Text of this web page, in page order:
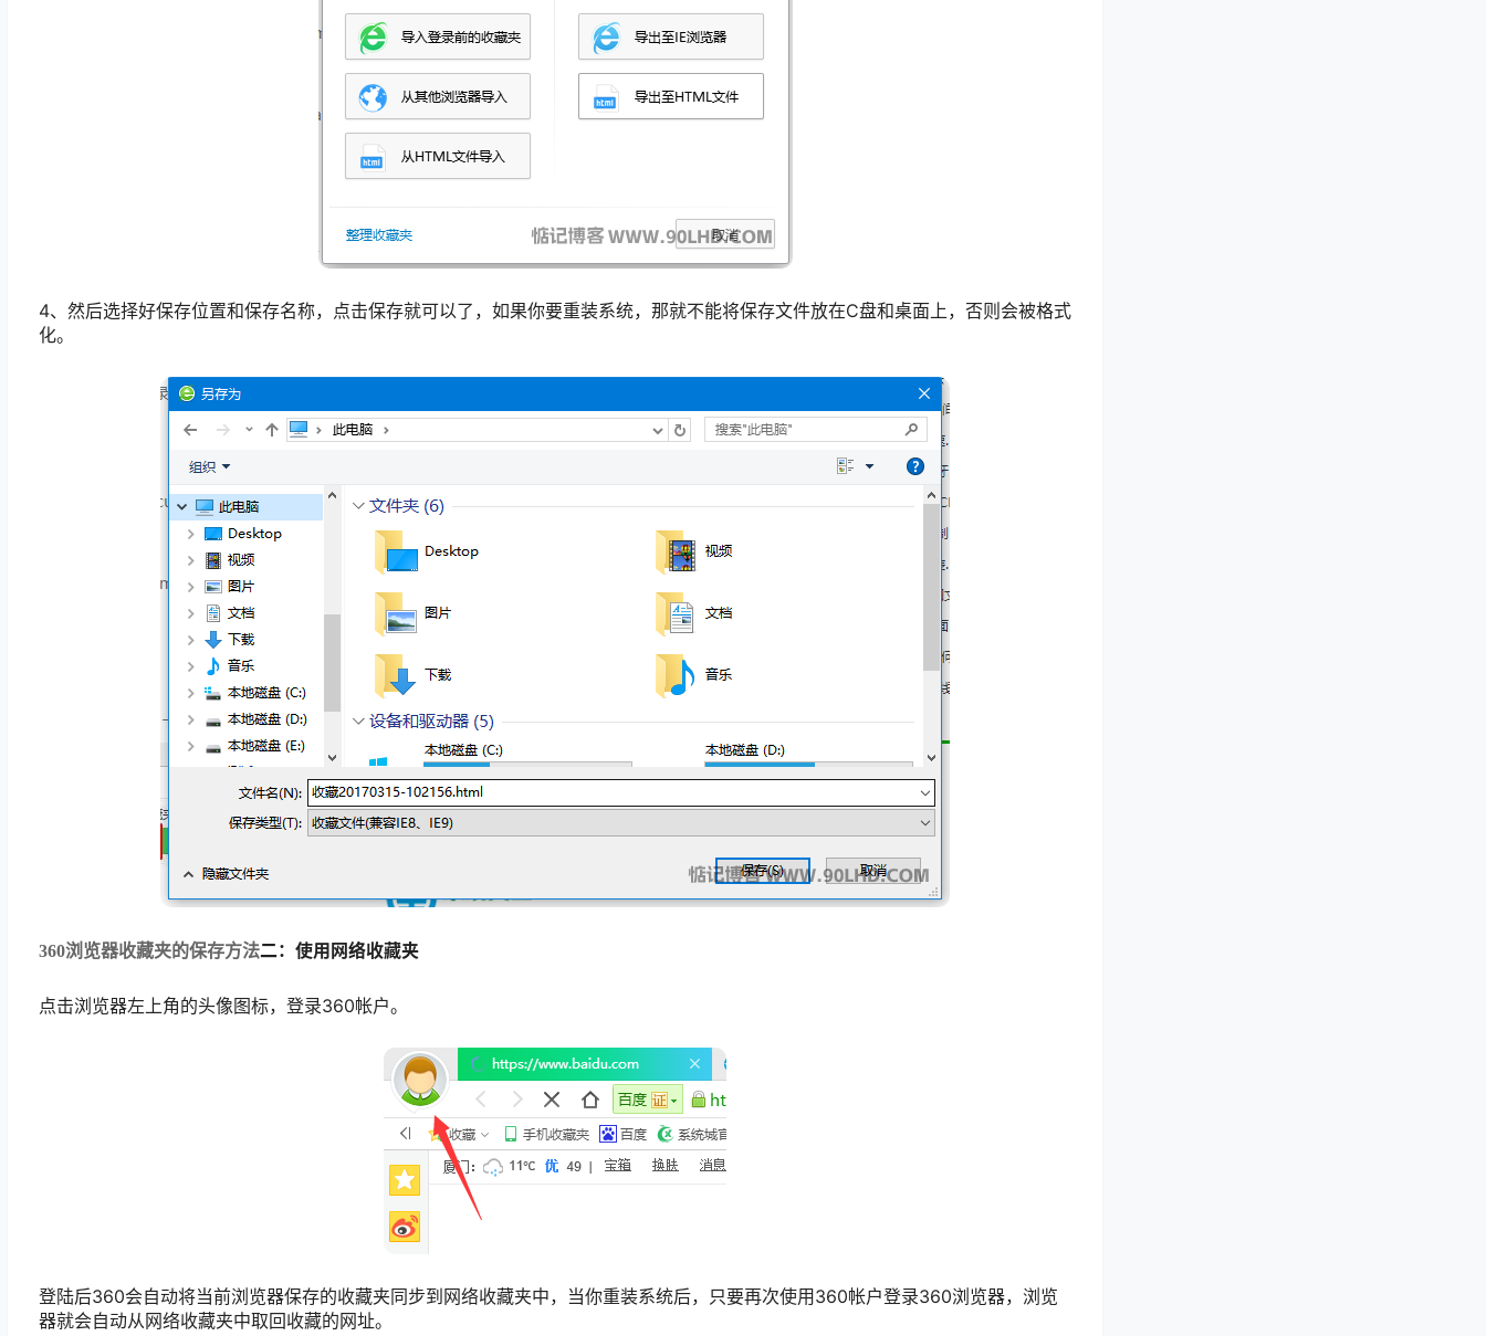
4、然后选择好保存位置和保存名称，点击保存就可以了，如果你要重装系统，那就不能将保存文件放在C盘和桌面上，否则会被格式
化。
360浏览器收藏夹的保存方法二：使用网络收藏夹
点击浏览器左上角的头像图标，登录360帐户。
登陆后360会自动将当前浏览器保存的收藏夹同步到网络收藏夹中，当你重装系统后，只要再次使用360帐户登录360浏览器，浏览
器就会自动从网络收藏夹中取回收藏的网址。